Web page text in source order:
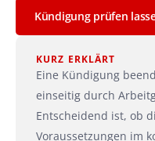
Kündigung prüfen
KURZ ERKLÄRT
Eine Kündigung
einseitig durch
Entscheidend ist, ob
Voraussetzungen im